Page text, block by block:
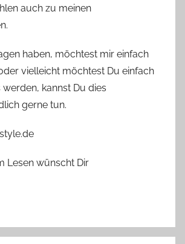
auch zu meinen
haben, möchtest mir einfach
vielleicht möchtest Du einfach
kannst Du dies
gerne tun.
Lesen wünscht Dir